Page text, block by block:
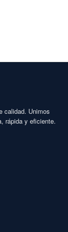
calidad. Unimos
rápida y eficiente.